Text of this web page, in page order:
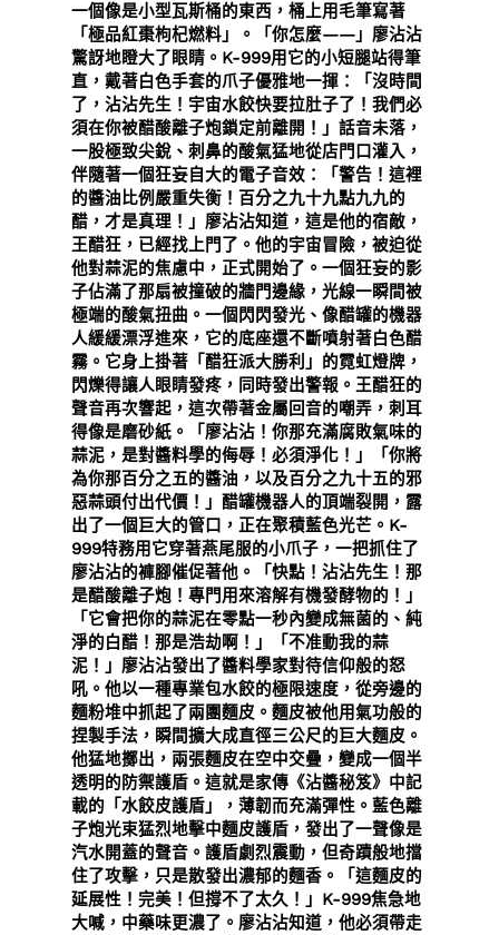
一個像是小型瓦斯桶的東西，桶上用毛筆寫著
「極品紅棗枸杞燃料」。「你怎麼——」廖沾沾
驚訝地瞪大了眼睛。K-999用它的小短腿站得筆
直，戴著白色手套的爪子優雅地一揮：「沒時間
了，沾沾先生！宇宙水餃快要拉肚子了！我們必
須在你被醋酸離子炮鎖定前離開！」話音未落，
一股極致尖銳、刺鼻的酸氣猛地從店門口灌入，
伴隨著一個狂妄自大的電子音效：「警告！這裡
的醬油比例嚴重失衡！百分之九十九點九九的
醋，才是真理！」廖沾沾知道，這是他的宿敵，
王醋狂，已經找上門了。他的宇宙冒險，被迫從
他對蒜泥的焦慮中，正式開始了。一個狂妄的影
子佔滿了那扇被撞破的牆門邊緣，光線一瞬間被
極端的酸氣扭曲。一個閃閃發光、像醋罐的機器
人緩緩漂浮進來，它的底座還不斷噴射著白色醋
霧。它身上掛著「醋狂派大勝利」的霓虹燈牌，
閃爍得讓人眼睛發疼，同時發出警報。王醋狂的
聲音再次響起，這次帶著金屬回音的嘲弄，刺耳
得像是磨砂紙。「廖沾沾！你那充滿腐敗氣味的
蒜泥，是對醬料學的侮辱！必須淨化！」「你將
為你那百分之五的醬油，以及百分之九十五的邪
惡蒜頭付出代價！」醋罐機器人的頂端裂開，露
出了一個巨大的管口，正在聚積藍色光芒。K-
999特務用它穿著燕尾服的小爪子，一把抓住了
廖沾沾的褲腳催促著他。「快點！沾沾先生！那
是醋酸離子炮！專門用來溶解有機發酵物的！」
「它會把你的蒜泥在零點一秒內變成無菌的、純
淨的白醋！那是浩劫啊！」「不准動我的蒜
泥！」廖沾沾發出了醬料學家對待信仰般的怒
吼。他以一種專業包水餃的極限速度，從旁邊的
麵粉堆中抓起了兩團麵皮。麵皮被他用氣功般的
捏製手法，瞬間擴大成直徑三公尺的巨大麵皮。
他猛地擲出，兩張麵皮在空中交疊，變成一個半
透明的防禦護盾。這就是家傳《沾醬秘笈》中記
載的「水餃皮護盾」，薄韌而充滿彈性。藍色離
子炮光束猛烈地擊中麵皮護盾，發出了一聲像是
汽水開蓋的聲音。護盾劇烈震動，但奇蹟般地擋
住了攻擊，只是散發出濃郁的麵香。「這麵皮的
延展性！完美！但撐不了太久！」K-999焦急地
大喊，中藥味更濃了。廖沾沾知道，他必須帶走